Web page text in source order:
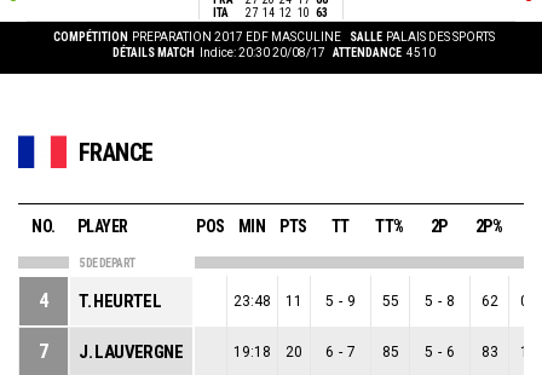
ITA
27 14 12 10 63
COMPÉTITION PREPARATION 2017 EDF MASCULINE SALLE PALAIS DES SPORTS
DÉTAILS MATCH
Indice: 20:30 20/08/17 ATTENDANCE 4510
FRANCE
NO. PLAYER POS MIN PTS TT TT% 2P 2P%
5 DE DEPART
4 T. HEURTEL 23:48 11 5 - 9 55 5 - 8 62 0
7 J. LAUVERGNE 19:18 20 6 - 7 85 5 - 6 83 1